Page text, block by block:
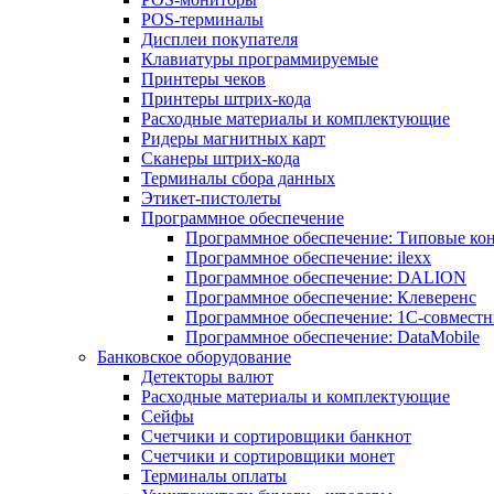
POS-терминалы
Дисплеи покупателя
Клавиатуры программируемые
Принтеры чеков
Принтеры штрих-кода
Расходные материалы и комплектующие
Ридеры магнитных карт
Сканеры штрих-кода
Терминалы сбора данных
Этикет-пистолеты
Программное обеспечение
Программное обеспечение: Типовые
Программное обеспечение: ilexx
Программное обеспечение: DALION
Программное обеспечение: Клеверенс
Программное обеспечение: 1С-
Программное обеспечение: DataMobile
Банковское оборудование
Детекторы валют
Расходные материалы и комплектующие
Сейфы
Счетчики и сортировщики банкнот
Счетчики и сортировщики монет
Терминалы оплаты